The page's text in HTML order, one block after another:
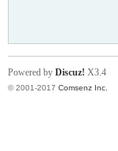
Powered by Discuz! X3.4
© 2001-2017 Comsenz Inc.